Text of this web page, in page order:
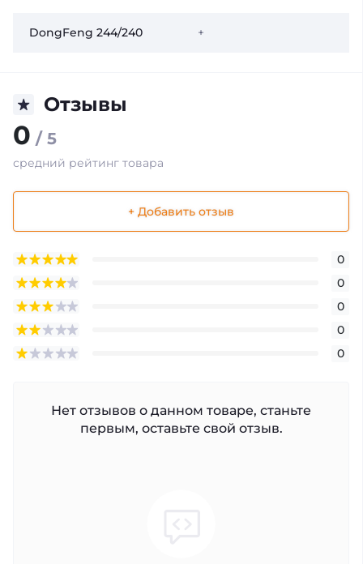
DongFeng 244/240 +
Отзывы
0 / 5
средний рейтинг товара
+ Добавить отзыв
0
0
0
0
0
Нет отзывов о данном товаре, станьте
первым, оставьте свой отзыв.